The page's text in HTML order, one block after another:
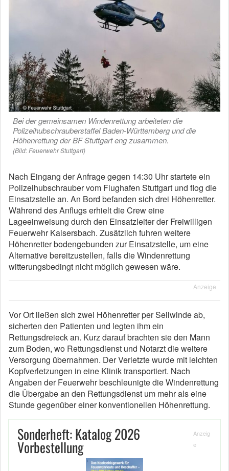
Bei der gemeinsamen Windenrettung arbeiteten die
Polizeihubschrauberstaffel Baden-Württemberg und die
Höhenrettung der BF Stuttgart eng zusammen.
(Bild: Feuerwehr Stuttgart)
Nach Eingang der Anfrage gegen 14:30 Uhr startete ein
Polizeihubschrauber vom Flughafen Stuttgart und flog die
Einsatzstelle an. An Bord befanden sich drei Höhenretter.
Während des Anflugs erhielt die Crew eine
Lageeinweisung durch den Einsatzleiter der Freiwilligen
Feuerwehr Kaisersbach. Zusätzlich fuhren weitere
Höhenretter bodengebunden zur Einsatzstelle, um eine
Alternative bereitzustellen, falls die Windenrettung
witterungsbedingt nicht möglich gewesen wäre.
Anzeige
Vor Ort ließen sich zwei Höhenretter per Seilwinde ab,
sicherten den Patienten und legten ihm ein
Rettungsdreieck an. Kurz darauf brachten sie den Mann
zum Boden, wo Rettungsdienst und Notarzt die weitere
Versorgung übernahmen. Der Verletzte wurde mit leichten
Kopfverletzungen in eine Klinik transportiert. Nach
Angaben der Feuerwehr beschleunigte die Windenrettung
die Übergabe an den Rettungsdienst um mehr als eine
Stunde gegenüber einer konventionellen Höhenrettung.
Sonderheft: Katalog 2026
Vorbestellung
Anzeig
e